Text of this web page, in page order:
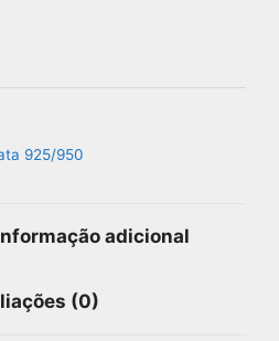
925/950
adicional
(0)